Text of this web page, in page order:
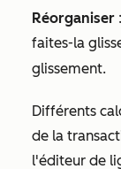
Réorganiser
faites-la
glissement.
Différents
de la
l'éditeur de